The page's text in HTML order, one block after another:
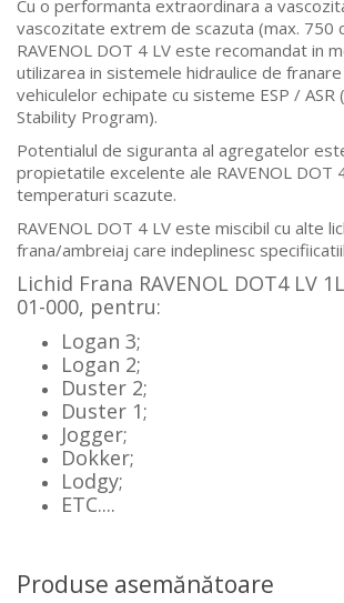
Cu o performanta extraordinara a
vascozitate extrem de scazuta (max. 750
RAVENOL DOT 4 LV este recomandat in
utilizarea in sistemele hidraulice de
vehiculelor echipate cu sisteme ESP / ASR
Stability Program).
Potentialul de siguranta al agregatelor
propietatile excelente ale RAVENOL DOT
temperaturi scazute.
RAVENOL DOT 4 LV este miscibil cu alte
frana/ambreiaj care indeplinesc
Lichid Frana RAVENOL DOT4 LV
01-000, pentru:
Logan 3;
Logan 2;
Duster 2;
Duster 1;
Jogger;
Dokker;
Lodgy;
ETC....
Produse asemănătoare